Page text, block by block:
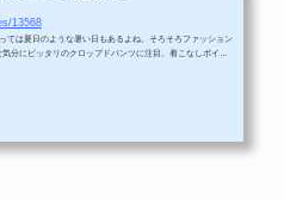
13568
ては夏日のような暑い日もあるよね。そろそろファッション
分にピッタリのクロップドパンツに注目。着こなしポイン